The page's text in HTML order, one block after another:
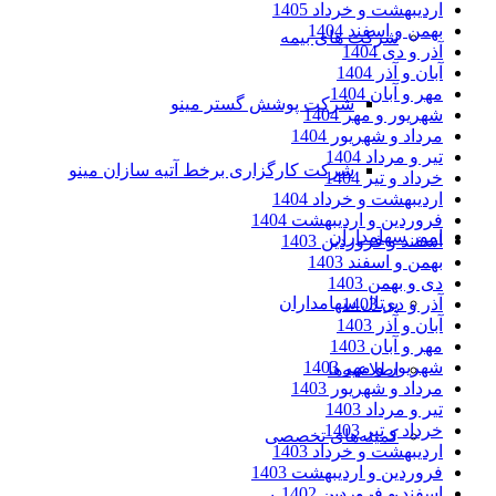
شرکت های بیمه
شرکت پوشش گستر مینو
شرکت کارگزاری برخط آتیه سازان مینو
امور سهامداران
پرتال سهامداران
اطلاعیه‌ها
کمیته‌های تخصصی
اردیبهشت و خرداد 1405
بهمن و اسفند 1404
آذر و دی 1404
آبان و آذر 1404
مهر و آبان 1404
شهریور و مهر 1404
مرداد و شهریور 1404
تیر و مرداد 1404
خرداد و تیر 1404
اردیبهشت و خرداد 1404
فروردین و اردیبهشت 1404
اسفند و فروردین 1403
بهمن و اسفند 1403
دی و بهمن 1403
آذر و دی 1403
آبان و آذر 1403
مهر و آبان 1403
شهریور و مهر 1403
مرداد و شهریور 1403
تیر و مرداد 1403
خرداد و تیر 1403
اردیبهشت و خرداد 1403
فروردین و اردیبهشت 1403